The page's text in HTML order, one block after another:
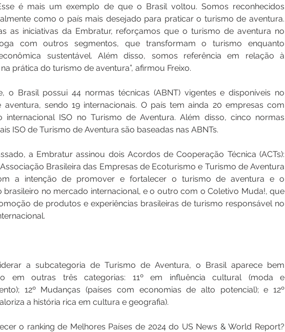
é mais um exemplo de que o Brasil voltou. Somos reconhecidos
como o país mais desejado para praticar o turismo de aventura.
as iniciativas da Embratur, reforçamos que o turismo de aventura no
com outros segmentos, que transformam o turismo enquanto
sustentável. Além disso, somos referência em relação à
prática do turismo de aventura”, afirmou Freixo.
o Brasil possui 44 normas técnicas (ABNT) vigentes e disponíveis no
aventura, sendo 19 internacionais. O país tem ainda 20 empresas com
internacional ISO no Turismo de Aventura. Além disso, cinco normas
ISO de Turismo de Aventura são baseadas nas ABNTs.
a Embratur assinou dois Acordos de Cooperação Técnica (ACTs):
Brasileira das Empresas de Ecoturismo e Turismo de Aventura
a intenção de promover e fortalecer o turismo de aventura e o
brasileiro no mercado internacional, e o outro com o Coletivo Muda!, que
de produtos e experiências brasileiras de turismo responsável no
a subcategoria de Turismo de Aventura, o Brasil aparece bem
em outras três categorias: 11º em influência cultural (moda e
12º Mudanças (países com economias de alto potencial); e 12º
a história rica em cultura e geografia).